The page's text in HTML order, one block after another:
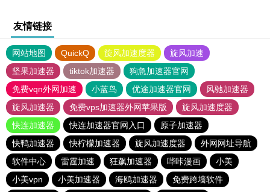
友情链接
网站地图 QuickQ 旋风加速度器
旋风加速
坚果加速器
tiktok加速器
狗急加速器官网
免费vqn外网加速
小蓝鸟 优途加速器官网
风驰加速器
旋风加速器
免费vps加速器外网苹果版
旋风加速度器
快连加速器
快连加速器官网入口
原子加速器
快鸭加速器
快柠檬加速器 旋风加速度器
外网网址导航
软件中心
雷霆加速 狂飙加速器 哔咔漫画
小美
小美vpn
小美加速器 海鸥加速器
免费跨墙软件